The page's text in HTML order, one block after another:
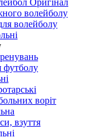
Оригінал
волейболу
волейболу
футболу
воріт
взуття